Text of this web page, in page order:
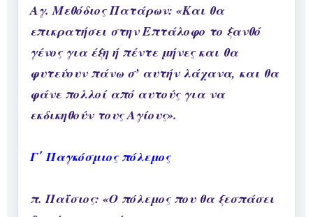
Αγ. Μεθόδιος Πατάρων: «Και θα
επικρατήσει στην Επτάλοφο το ξανθό
γένος για έξη ή πέντε μήνες και θα
φυτεύουν πάνω σ’ αυτήν λάχανα, και θα
φάνε πολλοί από αυτούς για να
εκδικηθούν τους Αγίους».
Γ΄ Παγκόσμιος πόλεμος
π. Παΐσιος: «Ο πόλεμος που θα ξεσπάσει